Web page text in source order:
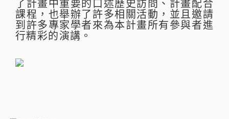
了計畫中重要的口述歷史訪問、計畫配合
課程，也舉辦了許多相關活動，並且邀請
到許多專家學者來為本計畫所有參與者進
行精彩的演講。